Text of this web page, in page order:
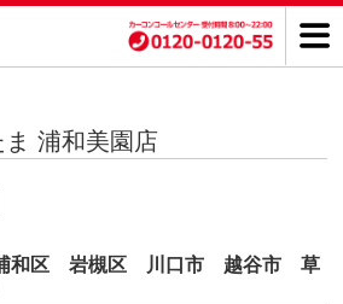
浦和美園店
和区 岩槻区 川口市 越谷市 草